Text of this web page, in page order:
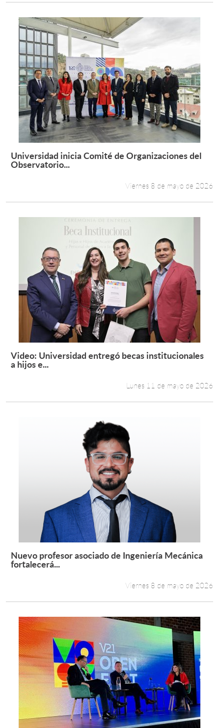
Leer más +
Universidad inicia Comité de Organizaciones del
Observatorio...
Viernes 8 de mayo de 2026
Leer más +
Video: Universidad entregó becas institucionales
a hijos e...
Lunes 11 de mayo de 2026
Leer más +
Nuevo profesor asociado de Ingeniería Mecánica
fortalecerá...
Viernes 8 de mayo de 2026